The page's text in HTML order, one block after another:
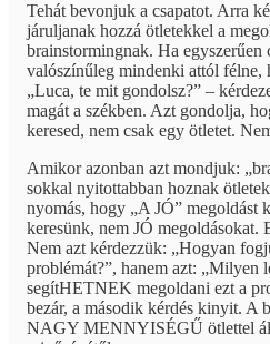
Tehát bevonjuk a csapatot. Arra
járuljanak hozzá ötletekkel a
brainstormingnak. Ha egyszerűen
valószínűleg mindenki attól félne,
„Luca, te mit gondolsz?” –
magát a székben. Azt gondolja,
keresed, nem csak egy ötletet.
Amikor azonban azt mondjuk:
sokkal nyitottabban hoznak
nyomás, hogy „A JÓ” megoldást
keresünk, nem JÓ megoldásokat.
Nem azt kérdezzük: „Hogyan
problémát?”, hanem azt: „Milyen
segítHETNEK megoldani ezt a
bezár, a második kérdés kinyit. A
NAGY MENNYISÉGŰ ötlettel